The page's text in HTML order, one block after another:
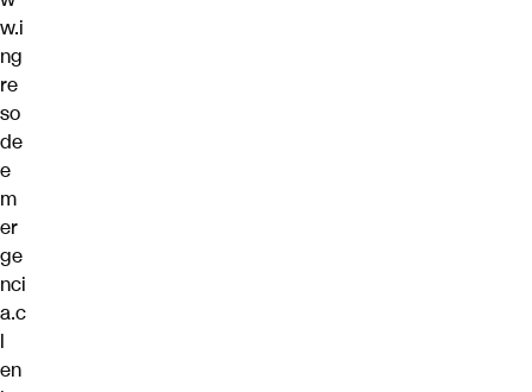
w.i
ng
re
so
de
e
m
er
ge
nci
a.c
l
en